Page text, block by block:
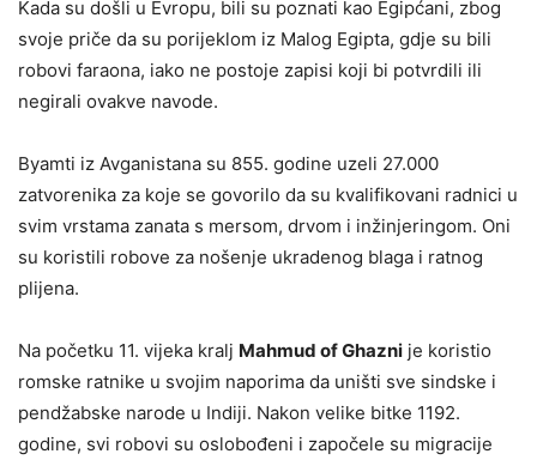
Kada su došli u Evropu, bili su poznati kao Egipćani, zbog
svoje priče da su porijeklom iz Malog Egipta, gdje su bili
robovi faraona, iako ne postoje zapisi koji bi potvrdili ili
negirali ovakve navode.
Byamti iz Avganistana su 855. godine uzeli 27.000
zatvorenika za koje se govorilo da su kvalifikovani radnici u
svim vrstama zanata s mersom, drvom i inžinjeringom. Oni
su koristili robove za nošenje ukradenog blaga i ratnog
plijena.
Na početku 11. vijeka kralj Mahmud of Ghazni je koristio
romske ratnike u svojim naporima da uništi sve sindske i
pendžabske narode u Indiji. Nakon velike bitke 1192.
godine, svi robovi su oslobođeni i započele su migracije